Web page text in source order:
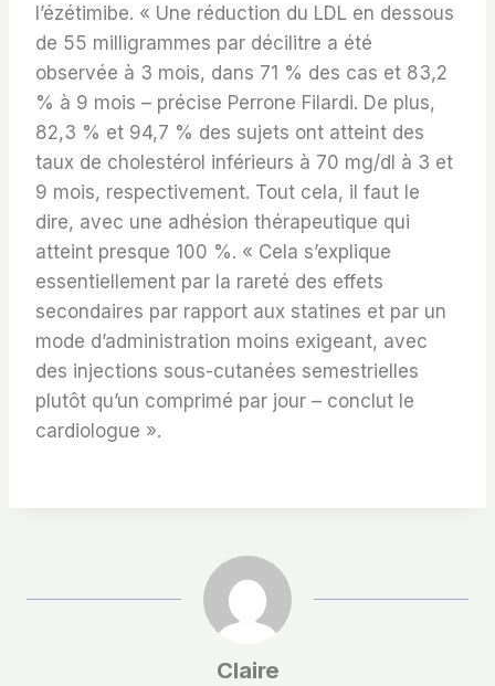
l’ézétimibe. « Une réduction du LDL en dessous
de 55 milligrammes par décilitre a été
observée à 3 mois, dans 71 % des cas et 83,2
% à 9 mois – précise Perrone Filardi. De plus,
82,3 % et 94,7 % des sujets ont atteint des
taux de cholestérol inférieurs à 70 mg/dl à 3 et
9 mois, respectivement. Tout cela, il faut le
dire, avec une adhésion thérapeutique qui
atteint presque 100 %. « Cela s’explique
essentiellement par la rareté des effets
secondaires par rapport aux statines et par un
mode d’administration moins exigeant, avec
des injections sous-cutanées semestrielles
plutôt qu’un comprimé par jour – conclut le
cardiologue ».
Claire